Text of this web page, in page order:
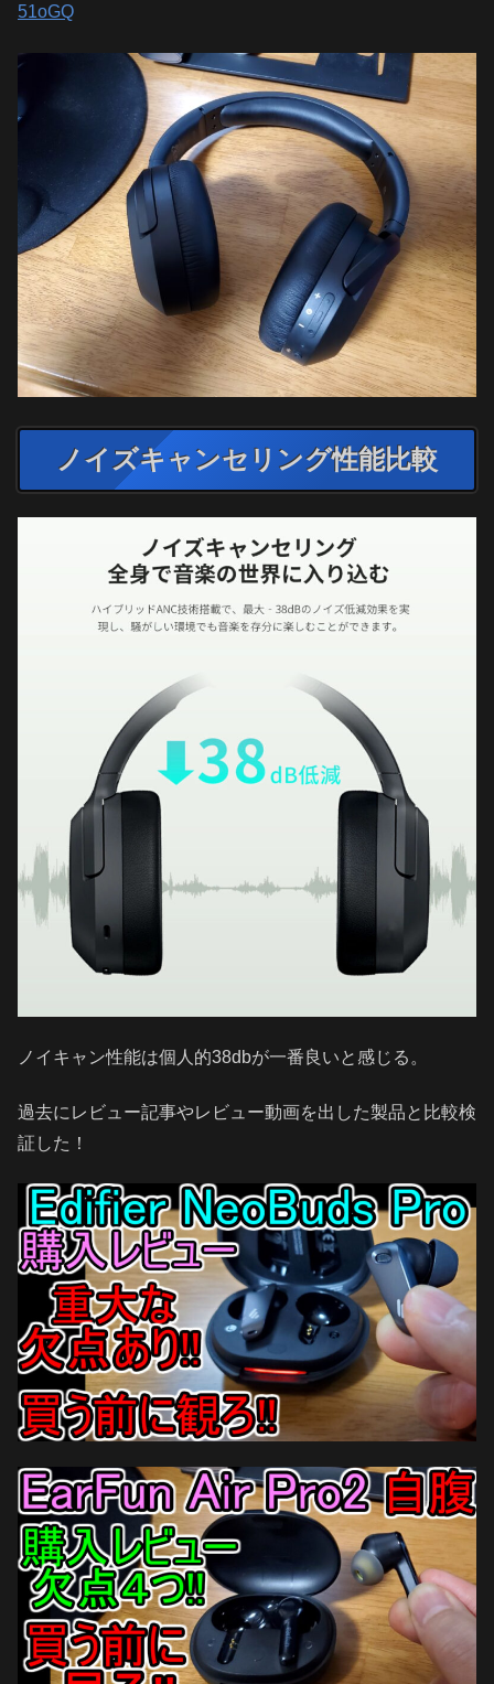
51oGQ
ノイズキャンセリング性能比較
ノイキャン性能は個人的38dbが一番良いと感じる。
過去にレビュー記事やレビュー動画を出した製品と比較検
証した！